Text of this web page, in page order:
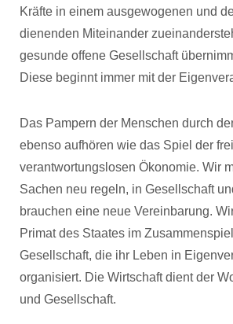
Kräfte in einem ausgewogenen und
dienenden Miteinander
gesunde offene Gesellschaft
Diese beginnt immer mit der
Das Pampern der Menschen durch
ebenso aufhören wie das Spiel der
verantwortungslosen Ökonomie. Wir
Sachen neu regeln, in Gesellschaft
brauchen eine neue Vereinbarung.
Primat des Staates im
Gesellschaft, die ihr Leben in
organisiert. Die Wirtschaft dient der
und Gesellschaft.